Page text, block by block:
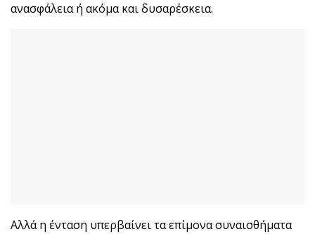
ανασφάλεια ή ακόμα και δυσαρέσκεια.
Αλλά η ένταση υπερβαίνει τα επίμονα συναισθήματα